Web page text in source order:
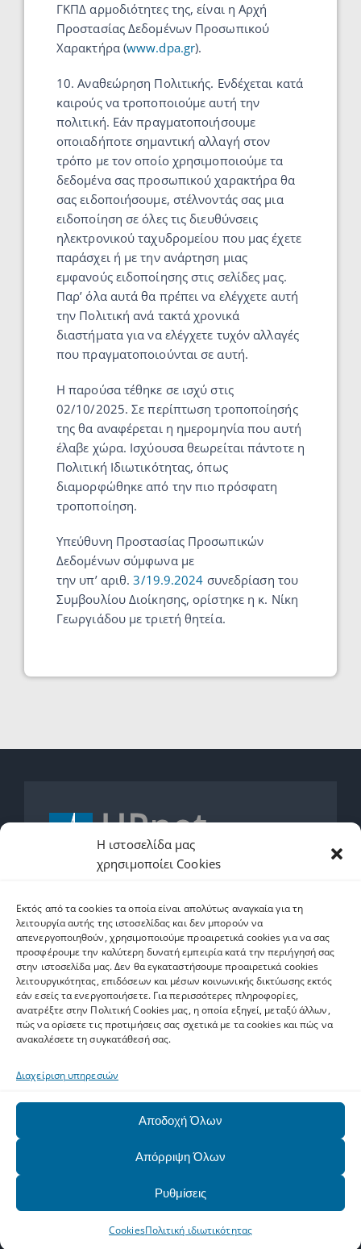
Η ιστοσελίδα μας
χρησιμοποίει Cookies
Εκτός από τα cookies τα οποία είναι απολύτως αναγκαία για τη
λειτουργία αυτής της ιστοσελίδας και δεν μπορούν να
απενεργοποιηθούν, χρησιμοποιούμε προαιρετικά cookies για να σας
προσφέρουμε την καλύτερη δυνατή εμπειρία κατά την περιήγησή σας
στην ιστοσελίδα μας. Δεν θα εγκαταστήσουμε προαιρετικά cookies
λειτουργικότητας, επιδόσεων και μέσων κοινωνικής δικτύωσης εκτός
εάν εσείς τα ενεργοποιήσετε. Για περισσότερες πληροφορίες,
ανατρέξτε στην Πολιτική Cookies μας, η οποία εξηγεί, μεταξύ άλλων,
πώς να ορίσετε τις προτιμήσεις σας σχετικά με τα cookies και πώς να
ανακαλέσετε τη συγκατάθεσή σας.
Διαχείριση υπηρεσιών
Αποδοχή Όλων
Απόρριψη Όλων
Ρυθμίσεις
CookiesΠολιτική ιδιωτικότητας
ΓΚΠΔ αρμοδιότητες της, είναι η Αρχή
Προστασίας Δεδομένων Προσωπικού
Χαρακτήρα (www.dpa.gr).
10. Αναθεώρηση Πολιτικής. Ενδέχεται κατά
καιρούς να τροποποιούμε αυτή την
πολιτική. Εάν πραγματοποιήσουμε
οποιαδήποτε σημαντική αλλαγή στον
τρόπο με τον οποίο χρησιμοποιούμε τα
δεδομένα σας προσωπικού χαρακτήρα θα
σας ειδοποιήσουμε, στέλνοντάς σας μια
ειδοποίηση σε όλες τις διευθύνσεις
ηλεκτρονικού ταχυδρομείου που μας έχετε
παράσχει ή με την ανάρτηση μιας
εμφανούς ειδοποίησης στις σελίδες μας.
Παρ’ όλα αυτά θα πρέπει να ελέγχετε αυτή
την Πολιτική ανά τακτά χρονικά
διαστήματα για να ελέγχετε τυχόν αλλαγές
που πραγματοποιούνται σε αυτή.
Η παρούσα τέθηκε σε ισχύ στις
02/10/2025. Σε περίπτωση τροποποίησής
της θα αναφέρεται η ημερομηνία που αυτή
έλαβε χώρα. Ισχύουσα θεωρείται πάντοτε η
Πολιτική Ιδιωτικότητας, όπως
διαμορφώθηκε από την πιο πρόσφατη
τροποποίηση.
Υπεύθυνη Προστασίας Προσωπικών
Δεδομένων σύμφωνα με
την υπ’ αριθ. 3/19.9.2024 συνεδρίαση του
Συμβουλίου Διοίκησης, ορίστηκε η κ. Νίκη
Γεωργιάδου με τριετή θητεία.
helpdesk.upnet.gr
Ετικέτες
MS Teams Autodesk harica
alumni Upatras VPN
classrooms